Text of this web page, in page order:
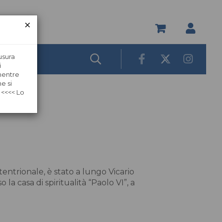
è stato a lungo Vicario
casa di spiritualità “Paolo VI”, a
si
Lo